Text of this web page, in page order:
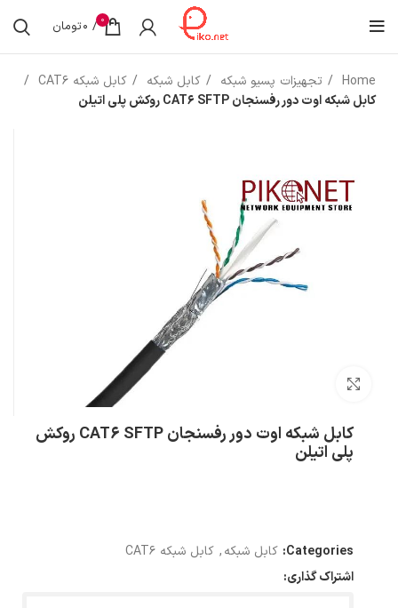
0
/
0تومان
Home تجهیزات پسیو شبکه کابل شبکه
کابل شبکه CAT6
کابل شبکه اوت دور رفسنجان CAT6 SFTP روکش پلی اتیلن
کابل شبکه اوت دور رفسنجان CAT6 SFTP روکش
پلی اتیلن
Categories: کابل شبکه, کابل شبکه CAT6
اشتراک گذاری: